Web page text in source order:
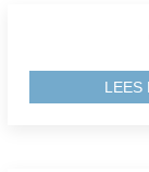
LEES